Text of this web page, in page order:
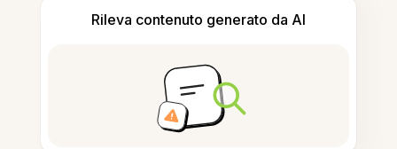
Rileva contenuto generato da AI